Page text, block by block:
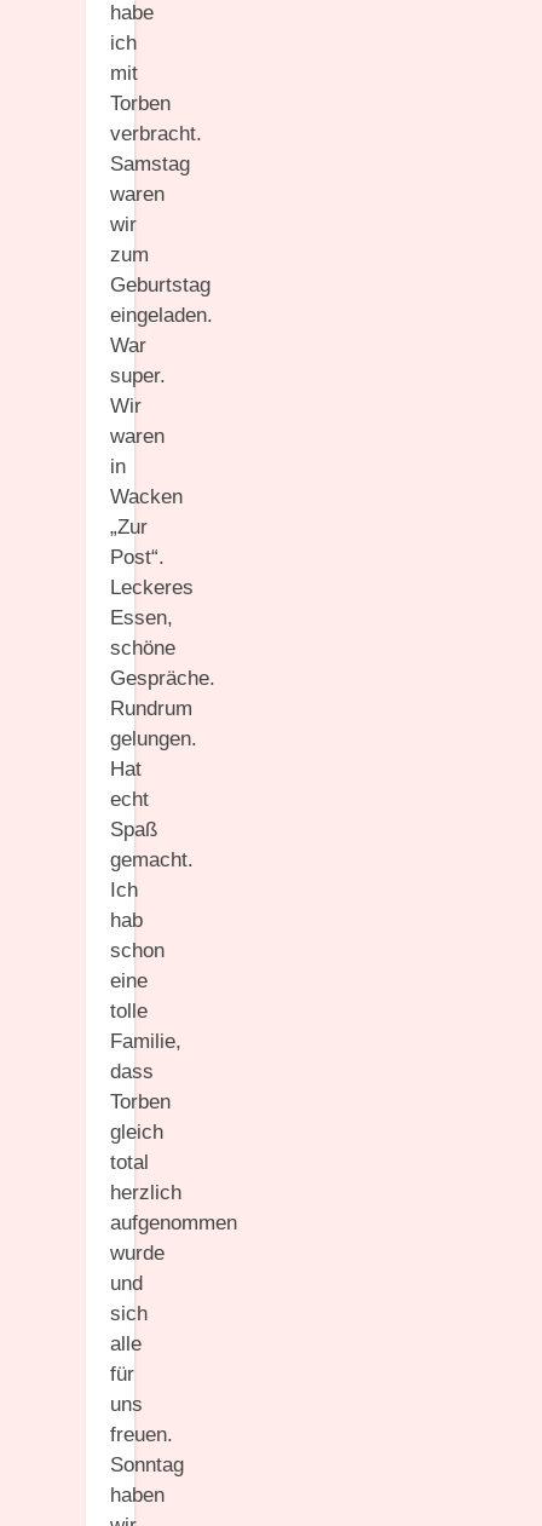
habe
ich
mit
Torben
verbracht.
Samstag
waren
wir
zum
Geburtstag
eingeladen.
War
super.
Wir
waren
in
Wacken
„Zur
Post“.
Leckeres
Essen,
schöne
Gespräche.
Rundrum
gelungen.
Hat
echt
Spaß
gemacht.
Ich
hab
schon
eine
tolle
Familie,
dass
Torben
gleich
total
herzlich
aufgenommen
wurde
und
sich
alle
für
uns
freuen.
Sonntag
haben